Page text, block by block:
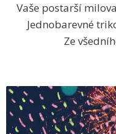
Vaše postarší
Jednobarevné
Ze